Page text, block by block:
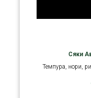
Сяки
Темпура, нори,